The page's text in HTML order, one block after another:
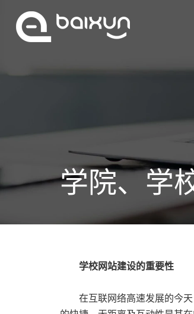
学院、学
学校网站建设的重要性
在互联网络高速发展的今天